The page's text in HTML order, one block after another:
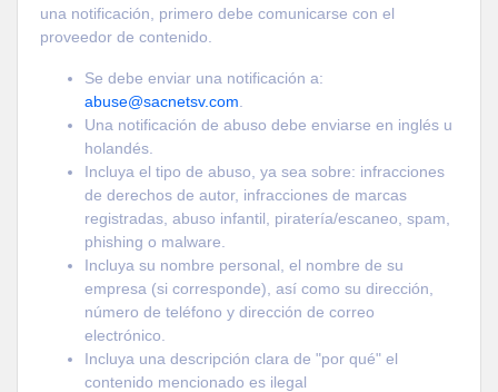
una notificación, primero debe comunicarse con el
proveedor de contenido.
Se debe enviar una notificación a:
abuse@sacnetsv.com
Una notificación de abuso debe enviarse en inglés u
holandés.
Incluya el tipo de abuso, ya sea sobre: ​​infracciones
de derechos de autor, infracciones de marcas
registradas, abuso infantil, piratería/escaneo, spam,
phishing o malware.
Incluya su nombre personal, el nombre de su
empresa (si corresponde), así como su dirección,
número de teléfono y dirección de correo
electrónico.
Incluya una descripción clara de "por qué" el
contenido mencionado es ilegal